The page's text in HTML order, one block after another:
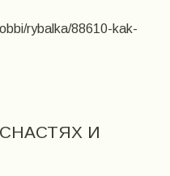
rybalka/88610-kak-
И